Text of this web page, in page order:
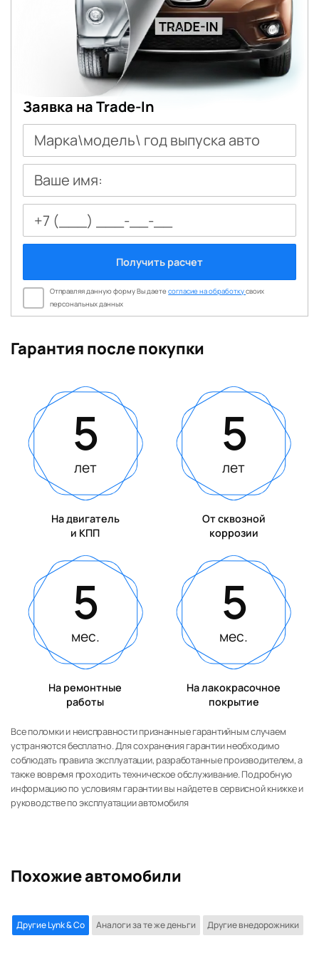
Заявка на Trade-In
Марка\модель\ год выпуска авто
Ваше имя:
Получить расчет
Отправляя данную форму Вы даетесогласие на обработкусвоих
персональных данных
Гарантия после покупки
5
лет
На двигатель
и КПП
5
лет
От сквозной
коррозии
5
мес.
На ремонтные
работы
5
мес.
На лакокрасочное
покрытие
Все поломки и неисправности признанные гарантийным случаем
устраняются бесплатно. Для сохранения гарантии необходимо
соблюдать правила эксплуатации, разработанные производителем, а
также вовремя проходить техническое обслуживание. Подробную
информацию по условиям гарантии вы найдете в сервисной книжке и
руководстве по эксплуатации автомобиля
Похожие автомобили
Другие Lynk & Co Аналоги за те же деньги Другие внедорожники